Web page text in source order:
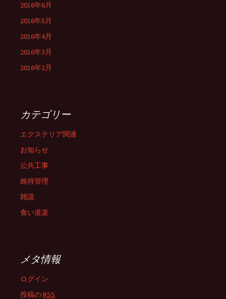
2016年6月
2016年5月
2016年4月
2016年3月
2016年2月
カテゴリー
エクステリア関連
お知らせ
公共工事
維持管理
雑談
食い道楽
メタ情報
ログイン
投稿のRSS